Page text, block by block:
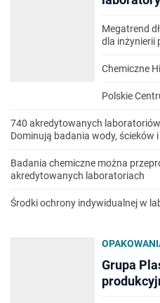
Megatrend
dla inżynierii
Chemiczne
Polskie
740 akredytowanych
Dominują badania wody, ścieków
Badania chemiczne można
akredytowanych laboratoriach
Środki ochrony indywidualnej w
Grupa